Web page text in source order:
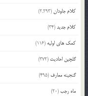
کلام جاودان(2,293)
کلام جدید(34)
کمک های اولیه (116)
گلچین احادیث (372)
گنجینه معارف (495)
ماه رجب(20)